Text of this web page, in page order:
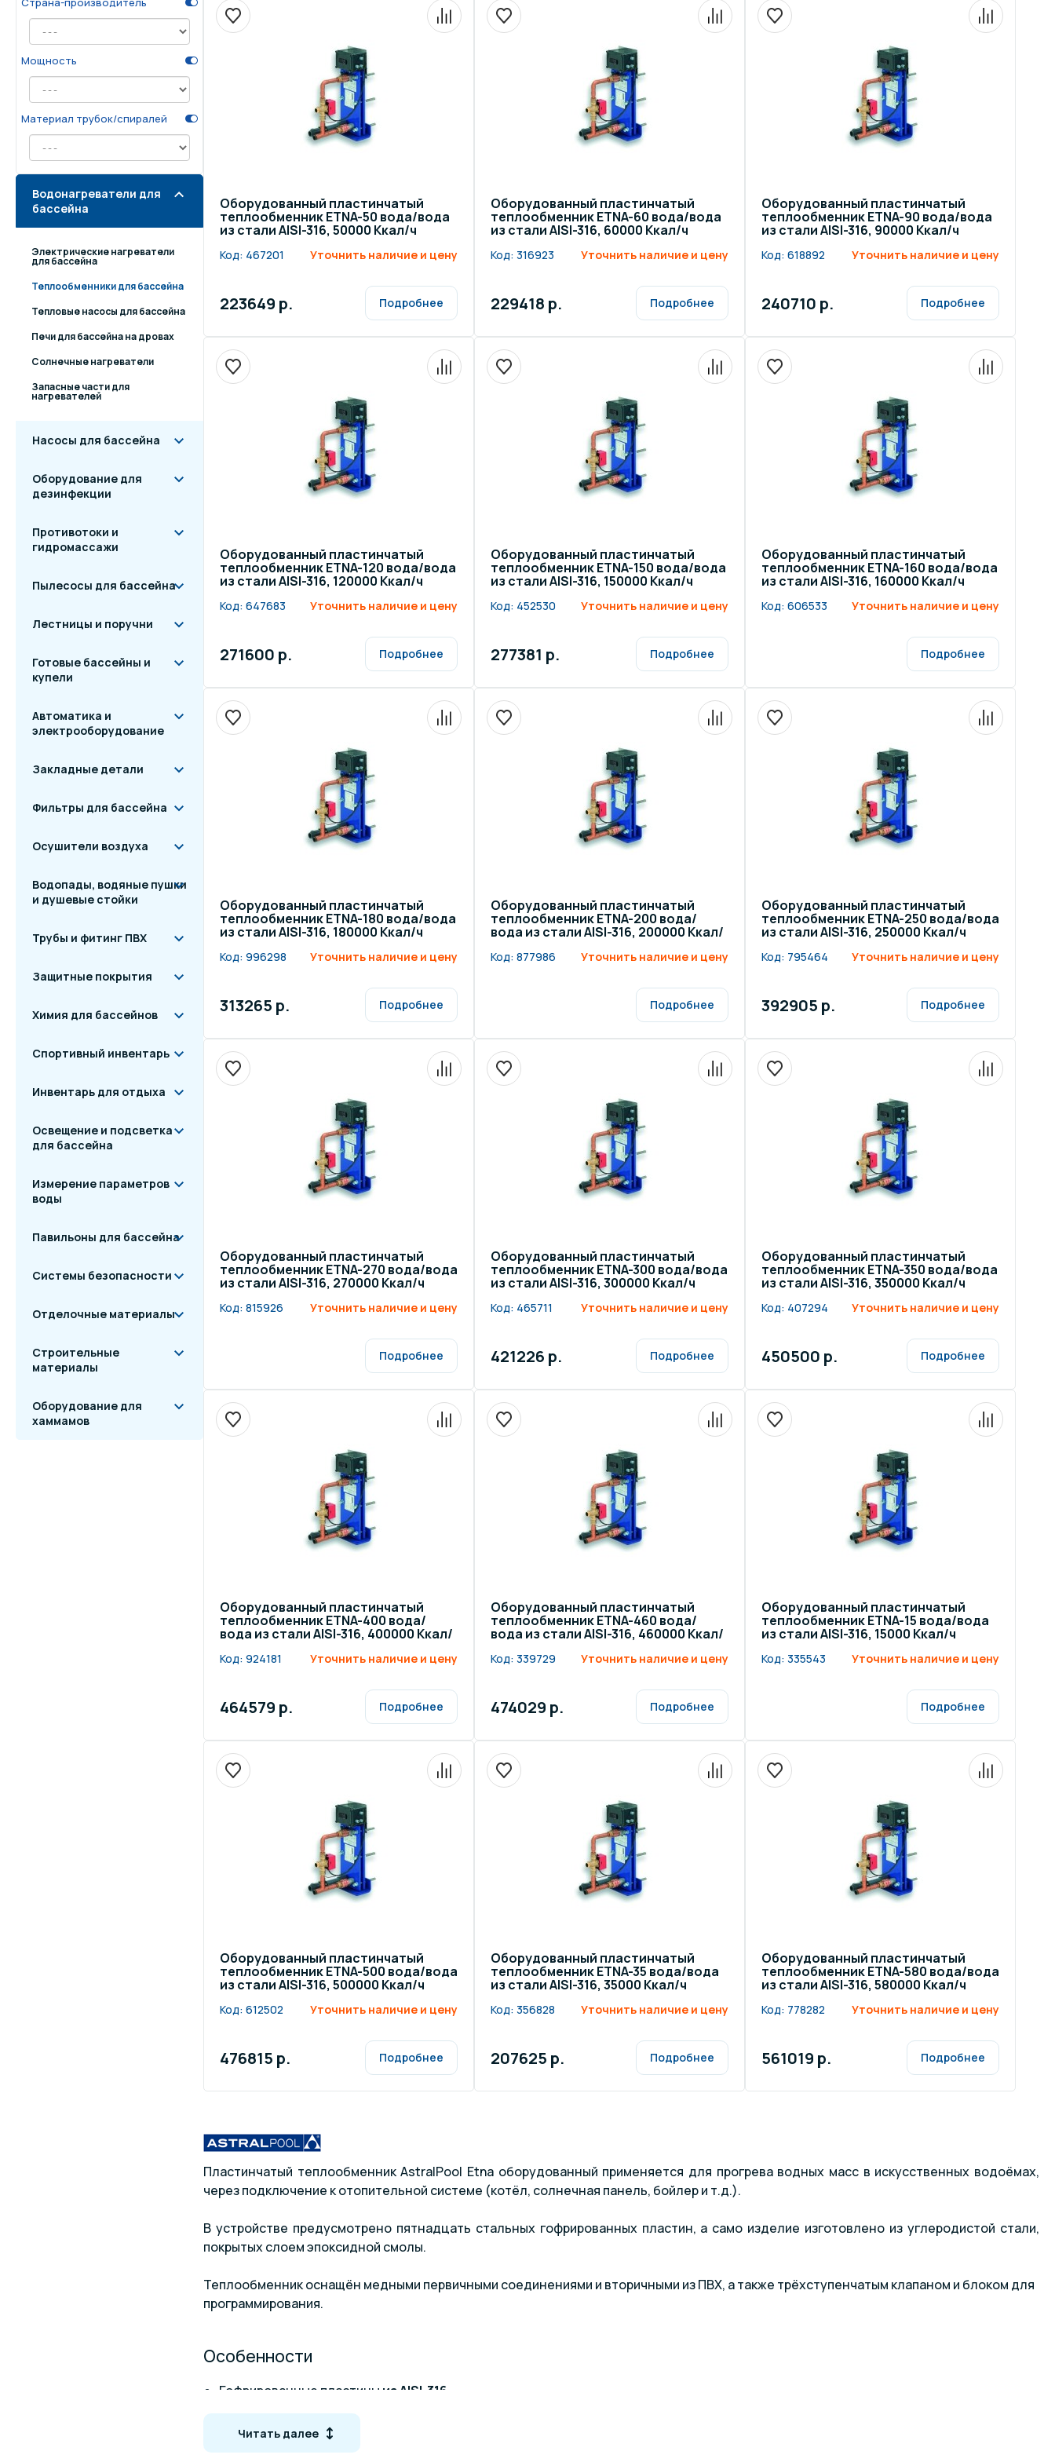
Инвентарь для отдыха
Освещение и подсветка для
Измерение параметров воды Павильоны для бассейна
Системы безопасности Отделочные материалы Строительные материалы Оборудование для хаммамов
Мощность
Материал трубок/спиралей
Водонагреватели для
бассейна
Электрические нагреватели
для бассейна
Теплообменники для бассейна
Тепловые насосы для бассейна
Печи для бассейна на дровах
Солнечные нагреватели
Запасные части для
нагревателей
Насосы для бассейна
Оборудование для
дезинфекции
Противотоки и
гидромассажи
Пылесосы для бассейна
Лестницы и поручни
Готовые бассейны и
купели
Автоматика и
электрооборудование
Закладные детали
Фильтры для бассейна
Осушители воздуха
Водопады, водяные пушки
и душевые стойки
Трубы и фитинг ПВХ
Защитные покрытия
Химия для бассейнов
Спортивный инвентарь
Инвентарь для отдыха
Освещение и подсветка
для бассейна
Измерение параметров
воды
Павильоны для бассейна
Системы безопасности
Отделочные материалы
Строительные
материалы
Оборудование для
хаммамов
Оборудованный пластинчатый
теплообменник ETNA-50 вода/вода
из стали AISI-316, 50000 Ккал/ч
Код: 467201 Уточнить наличие и цену
223649 р. Подробнее
Оборудованный пластинчатый
теплообменник ETNA-60 вода/вода
из стали AISI-316, 60000 Ккал/ч
Код: 316923 Уточнить наличие и цену
229418 р. Подробнее
Оборудованный пластинчатый
теплообменник ETNA-90 вода/вода
из стали AISI-316, 90000 Ккал/ч
Код: 618892 Уточнить наличие и цену
240710 р. Подробнее
Оборудованный пластинчатый
теплообменник ETNA-120 вода/вода
из стали AISI-316, 120000 Ккал/ч
Код: 647683 Уточнить наличие и цену
271600 р. Подробнее
Оборудованный пластинчатый
теплообменник ETNA-150 вода/вода
из стали AISI-316, 150000 Ккал/ч
Код: 452530 Уточнить наличие и цену
277381 р. Подробнее
Оборудованный пластинчатый
теплообменник ETNA-160 вода/вода
из стали AISI-316, 160000 Ккал/ч
Код: 606533 Уточнить наличие и цену
Подробнее
Оборудованный пластинчатый
теплообменник ETNA-180 вода/вода
из стали AISI-316, 180000 Ккал/ч
Код: 996298 Уточнить наличие и цену
313265 р. Подробнее
Оборудованный пластинчатый
теплообменник ETNA-200 вода/
вода из стали AISI-316, 200000 Ккал/
Код: 877986 Уточнить наличие и цену
Подробнее
Оборудованный пластинчатый
теплообменник ETNA-250 вода/вода
из стали AISI-316, 250000 Ккал/ч
Код: 795464 Уточнить наличие и цену
392905 р. Подробнее
Оборудованный пластинчатый
теплообменник ETNA-270 вода/вода
из стали AISI-316, 270000 Ккал/ч
Код: 815926 Уточнить наличие и цену
Подробнее
Оборудованный пластинчатый
теплообменник ETNA-300 вода/вода
из стали AISI-316, 300000 Ккал/ч
Код: 465711 Уточнить наличие и цену
421226 р. Подробнее
Оборудованный пластинчатый
теплообменник ETNA-350 вода/вода
из стали AISI-316, 350000 Ккал/ч
Код: 407294 Уточнить наличие и цену
450500 р. Подробнее
Оборудованный пластинчатый
теплообменник ETNA-400 вода/
вода из стали AISI-316, 400000 Ккал/
Код: 924181 Уточнить наличие и цену
464579 р. Подробнее
Оборудованный пластинчатый
теплообменник ETNA-460 вода/
вода из стали AISI-316, 460000 Ккал/
Код: 339729 Уточнить наличие и цену
474029 р. Подробнее
Оборудованный пластинчатый
теплообменник ETNA-15 вода/вода
из стали AISI-316, 15000 Ккал/ч
Код: 335543 Уточнить наличие и цену
Подробнее
Оборудованный пластинчатый
теплообменник ETNA-500 вода/вода
из стали AISI-316, 500000 Ккал/ч
Код: 612502 Уточнить наличие и цену
476815 р. Подробнее
Оборудованный пластинчатый
теплообменник ETNA-35 вода/вода
из стали AISI-316, 35000 Ккал/ч
Код: 356828 Уточнить наличие и цену
207625 р. Подробнее
Оборудованный пластинчатый
теплообменник ETNA-580 вода/вода
из стали AISI-316, 580000 Ккал/ч
Код: 778282 Уточнить наличие и цену
561019 р. Подробнее
Пластинчатый теплообменник AstralPool Etna оборудованный применяется для прогрева водных масс в искусственных водоёмах,
через подключение к отопительной системе (котёл, солнечная панель, бойлер и т.д.).
В устройстве предусмотрено пятнадцать стальных гофрированных пластин, а само изделие изготовлено из углеродистой стали,
покрытых слоем эпоксидной смолы.
Теплообменник оснащён медными первичными соединениями и вторичными из ПВХ, а также трёхступенчатым клапаном и блоком для
программирования.
Особенности
Гофрированные пластины из AISI-316
Прокладки EPDM
Корпус из углеродной стали с покрытием из эпоксидной смолы
Читать далее